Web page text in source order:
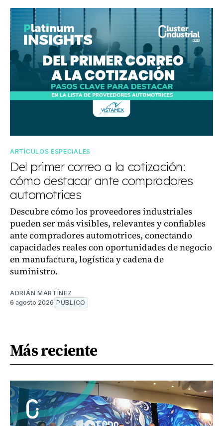
ARTÍCULOS ESPECIALES
Del primer correo a la cotización:
cómo destacar ante compradores
automotrices
Descubre cómo los proveedores industriales
pueden ser más visibles, relevantes y confiables
ante compradores automotrices, conectando
capacidades reales con oportunidades de negocio
en manufactura, logística y cadena de
suministro.
ADRIÁN MARTÍNEZ
6 agosto 2026 PÚBLICO
Más reciente